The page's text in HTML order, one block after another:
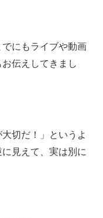
にもライブや動画
伝えしてきまし
切だ！」というよ
見えて、実は別に